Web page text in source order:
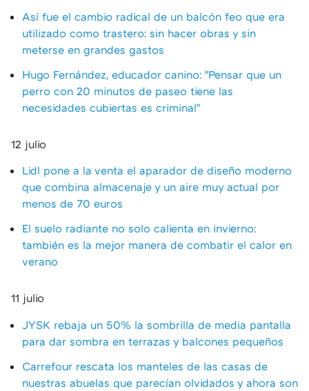
Así fue el cambio radical de un balcón feo que era
utilizado como trastero: sin hacer obras y sin
meterse en grandes gastos
Hugo Fernández, educador canino: "Pensar que un
perro con 20 minutos de paseo tiene las
necesidades cubiertas es criminal"
12 julio
Lidl pone a la venta el aparador de diseño moderno
que combina almacenaje y un aire muy actual por
menos de 70 euros
El suelo radiante no solo calienta en invierno:
también es la mejor manera de combatir el calor en
verano
11 julio
JYSK rebaja un 50% la sombrilla de media pantalla
para dar sombra en terrazas y balcones pequeños
Carrefour rescata los manteles de las casas de
nuestras abuelas que parecían olvidados y ahora son